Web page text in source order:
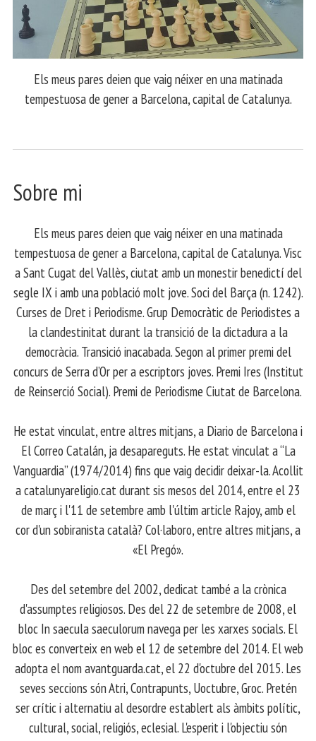
Els meus pares deien que vaig néixer en una matinada
tempestuosa de gener a Barcelona, capital de Catalunya.
Sobre mi
Els meus pares deien que vaig néixer en una matinada
tempestuosa de gener a Barcelona, capital de Catalunya. Visc
a Sant Cugat del Vallès, ciutat amb un monestir benedictí del
segle IX i amb una població molt jove. Soci del Barça (n. 1242).
Curses de Dret i Periodisme. Grup Democràtic de Periodistes a
la clandestinitat durant la transició de la dictadura a la
democràcia. Transició inacabada. Segon al primer premi del
concurs de Serra d’Or per a escriptors joves. Premi Ires (Institut
de Reinserció Social). Premi de Periodisme Ciutat de Barcelona.
​ He estat vinculat, entre altres mitjans, a Diario de Barcelona i
El Correo Catalán, ja desapareguts. He estat vinculat a “La
Vanguardia” (1974/2014) fins que vaig decidir deixar-la. Acollit
a catalunyareligio.cat durant sis mesos del 2014, entre el 23
de març i l'11 de setembre amb l'últim article Rajoy, amb el
cor d'un sobiranista català? Col·laboro, entre altres mitjans, a
«El Pregó».
​ Des del setembre del 2002, dedicat també a la crònica
d'assumptes religiosos. Des del 22 de setembre de 2008, el
bloc In saecula saeculorum navega per les xarxes socials. El
bloc es converteix en web el 12 de setembre del 2014. El web
adopta el nom avantguarda.cat, el 22 d'octubre del 2015. Les
seves seccions són Atri, Contrapunts, Uoctubre, Groc. Pretén
ser crític i alternatiu al desordre establert als àmbits polític,
cultural, social, religiós, eclesial. L'esperit i l'objectiu són